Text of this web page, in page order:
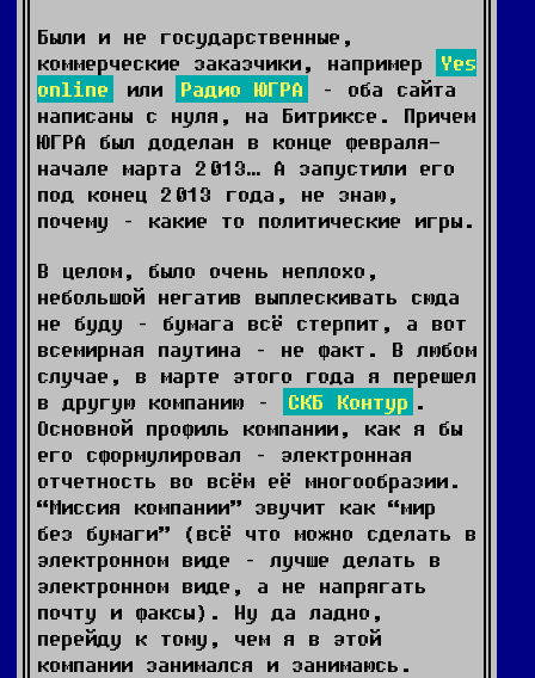
Были и не государственные,
коммерческие заказчики, например
Yes
online
или Радио ЮГРА
– оба сайта
написаны с нуля, на Битриксе. Причем
ЮГРА был доделан в конце февраля-
начале марта 2013… А запустили его
под конец 2013 года, не знаю,
почему – какие то политические игры.
В целом, было очень неплохо,
небольшой негатив выплескивать сюда
не буду – бумага всё стерпит, а вот
всемирная паутина – не факт. В любом
случае, в марте этого года я перешел
в другую компанию –
СКБ Контур .
Основной профиль компании, как я бы
его сформулировал – электронная
отчетность во всём её многообразии.
“Миссия компании” звучит как “мир
без бумаги” (всё что можно сделать в
электронном виде – лучше делать в
электронном виде, а не напрягать
почту и факсы). Ну да ладно,
перейду к тому, чем я в этой
компании занимался и занимаюсь.